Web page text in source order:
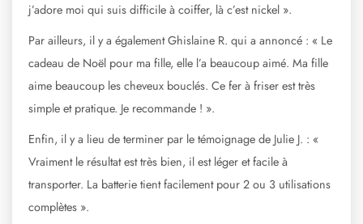
j’adore moi qui suis difficile à coiffer, là c’est nickel ».
Par ailleurs, il y a également Ghislaine R. qui a annoncé : « Le
cadeau de Noël pour ma fille, elle l’a beaucoup aimé. Ma fille
aime beaucoup les cheveux bouclés. Ce fer à friser est très
simple et pratique. Je recommande ! ».
Enfin, il y a lieu de terminer par le témoignage de Julie J. : «
Vraiment le résultat est très bien, il est léger et facile à
transporter. La batterie tient facilement pour 2 ou 3 utilisations
complètes ».